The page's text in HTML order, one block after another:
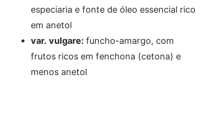
especiaria e fonte de óleo essencial rico
em anetol
var. vulgare: funcho-amargo, com
frutos ricos em fenchona (cetona) e
menos anetol